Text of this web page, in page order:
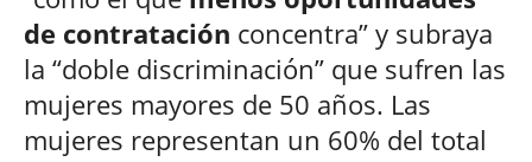
de contratación concentra” y subraya
la “doble discriminación” que sufren las
mujeres mayores de 50 años. Las
mujeres representan un 60% del total